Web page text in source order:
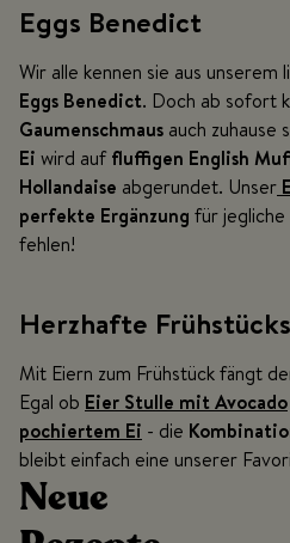
Eggs Benedict
Wir alle kennen sie aus
Eggs Benedict. Doch ab sofort
Gaumenschmaus auch zuhause
Ei wird auffluffigen English
Hollandaise abgerundet. Unser
perfekte Ergänzung für jegliche
fehlen!
Herzhafte
Mit Eiern zum Frühstück fängt
Egal ob Eier Stulle mit Avocado
pochiertem Ei - die
bleibt einfach eine unserer
Neue